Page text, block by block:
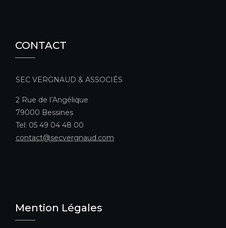
CONTACT
SEC VERGNAUD & ASSOCIÉS
2 Rue de l’Angélique
79000 Bessines
Tel: 05 49 04 48 00
contact@secvergnaud.com
Mention Légales